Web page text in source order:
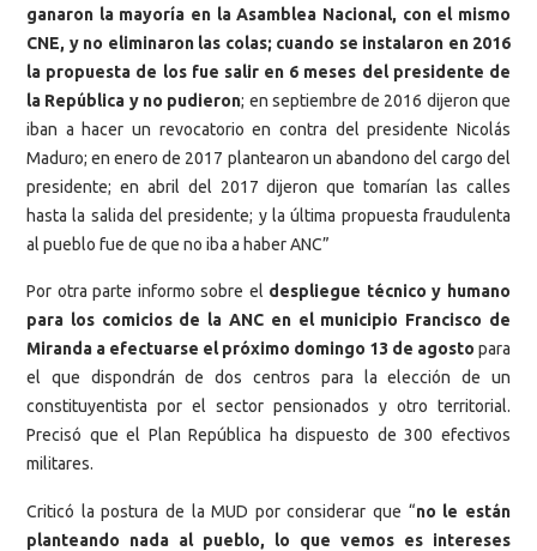
ganaron la mayoría en la Asamblea Nacional, con el mismo
CNE, y no eliminaron las colas; cuando se instalaron en 2016
la propuesta de los fue salir en 6 meses del presidente de
la República y no pudieron; en septiembre de 2016 dijeron que
iban a hacer un revocatorio en contra del presidente Nicolás
Maduro; en enero de 2017 plantearon un abandono del cargo del
presidente; en abril del 2017 dijeron que tomarían las calles
hasta la salida del presidente; y la última propuesta fraudulenta
al pueblo fue de que no iba a haber ANC”
Por otra parte informo sobre el despliegue técnico y humano
para los comicios de la ANC en el municipio Francisco de
Miranda a efectuarse el próximo domingo 13 de agosto para
el que dispondrán de dos centros para la elección de un
constituyentista por el sector pensionados y otro territorial.
Precisó que el Plan República ha dispuesto de 300 efectivos
militares.
Criticó la postura de la MUD por considerar que “no le están
planteando nada al pueblo, lo que vemos es intereses